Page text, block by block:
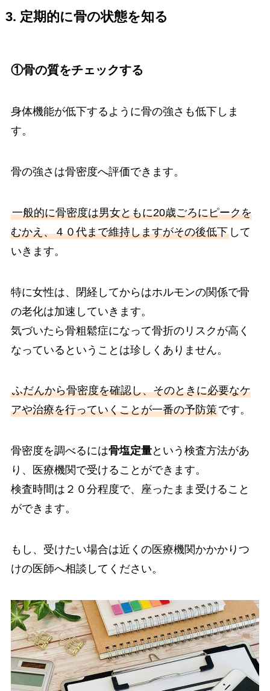
3. 定期的に骨の状態を知る
①骨の質をチェックする
身体機能が低下するように骨の強さも低下しま
す。
骨の強さは骨密度へ評価できます。
一般的に骨密度は男女ともに20歳ごろにピークを
むかえ、４０代まで維持しますがその後低下して
いきます。
特に女性は、閉経してからはホルモンの関係で骨
の老化は加速していきます。
気づいたら骨粗鬆症になって骨折のリスクが高く
なっているということは珍しくありません。
ふだんから骨密度を確認し、そのときに必要なケ
アや治療を行っていくことが一番の予防策です。
骨密度を調べるには骨塩定量という検査方法があ
り、医療機関で受けることができます。
検査時間は２０分程度で、座ったまま受けること
ができます。
もし、受けたい場合は近くの医療機関かかかりつ
けの医師へ相談してください。